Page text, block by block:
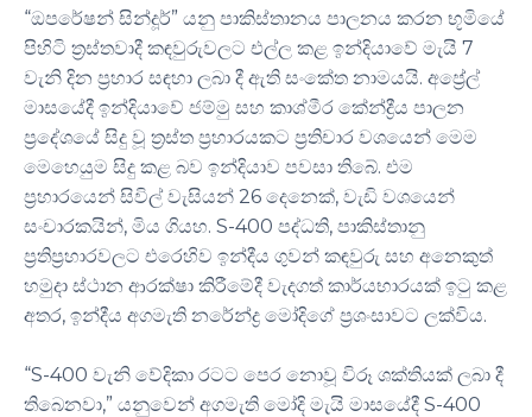
“ඔපරේෂන් සින්දූර්” යනු පාකිස්තානය පාලනය කරන භූමියේ
පිහිටි ත්‍රස්තවාදී කඳවුරුවලට එල්ල කළ ඉන්දියාවේ මැයි 7
වැනි දින ප්‍රහාර සඳහා ලබා දී ඇති සංකේත නාමයයි. අප්‍රේල්
මාසයේදී ඉන්දියාවේ ජම්මු සහ කාශ්මීර කේන්ද්‍රීය පාලන
ප්‍රදේශයේ සිදු වූ ත්‍රස්ත ප්‍රහාරයකට ප්‍රතිචාර වශයෙන් මෙම
මෙහෙයුම සිදු කළ බව ඉන්දියාව පවසා තිබේ. එම
ප්‍රහාරයෙන් සිවිල් වැසියන් 26 දෙනෙක්, වැඩි වශයෙන්
සංචාරකයින්, මිය ගියහ. S-400 පද්ධති, පාකිස්තානු
ප්‍රතිප්‍රහාරවලට එරෙහිව ඉන්දීය ගුවන් කඳවුරු සහ අනෙකුත්
හමුදා ස්ථාන ආරක්ෂා කිරීමේදී වැදගත් කාර්යභාරයක් ඉටු කළ
අතර, ඉන්දීය අගමැති නරේන්ද්‍ර මෝදිගේ ප්‍රශංසාවට ලක්විය.
“S-400 වැනි වේදිකා රටට පෙර නොවූ විරූ ශක්තියක් ලබා දී
තිබෙනවා,” යනුවෙන් අගමැති මෝදි මැයි මාසයේදී S-400